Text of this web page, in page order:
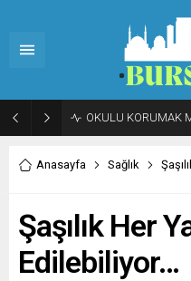
OKULU KORUMAK
Anasayfa Sağlık
Şaşılık Her
Edilebiliyor…